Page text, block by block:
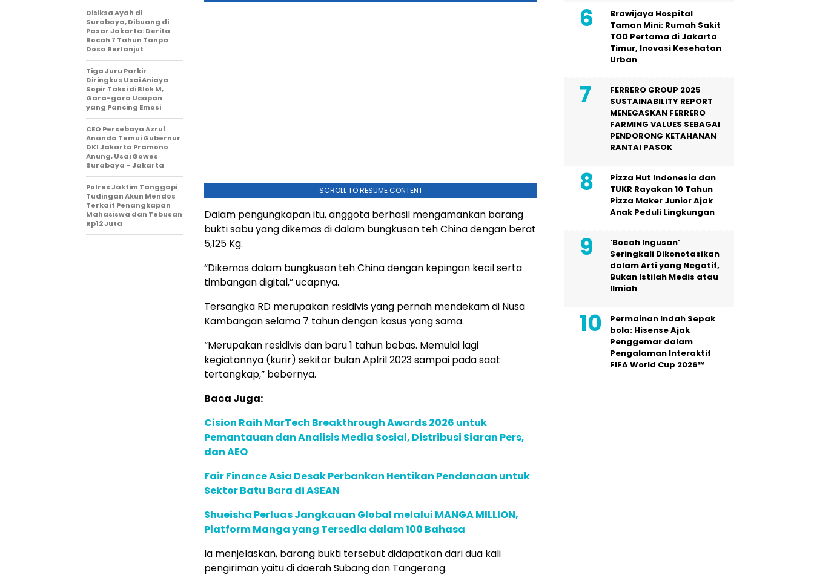
SCROLL TO RESUME CONTENT
Dalam pengungkapan itu, anggota berhasil mengamankan barang
bukti sabu yang dikemas di dalam bungkusan teh China dengan berat
5,125 Kg.
“Dikemas dalam bungkusan teh China dengan kepingan kecil serta
timbangan digital,” ucapnya.
Tersangka RD merupakan residivis yang pernah mendekam di Nusa
Kambangan selama 7 tahun dengan kasus yang sama.
“Merupakan residivis dan baru 1 tahun bebas. Memulai lagi
kegiatannya (kurir) sekitar bulan Aplril 2023 sampai pada saat
tertangkap,” bebernya.
Baca Juga:
Cision Raih MarTech Breakthrough Awards 2026 untuk
Pemantauan dan Analisis Media Sosial, Distribusi Siaran Pers,
dan AEO
Fair Finance Asia Desak Perbankan Hentikan Pendanaan untuk
Sektor Batu Bara di ASEAN
Shueisha Perluas Jangkauan Global melalui MANGA MILLION,
Platform Manga yang Tersedia dalam 100 Bahasa
Ia menjelaskan, barang bukti tersebut didapatkan dari dua kali
pengiriman yaitu di daerah Subang dan Tangerang.
Disiksa Ayah di
Surabaya, Dibuang di
Pasar Jakarta: Derita
Bocah 7 Tahun Tanpa
Dosa Berlanjut
Tiga Juru Parkir
Diringkus Usai Aniaya
Sopir Taksi di Blok M,
Gara-gara Ucapan
yang Pancing Emosi
CEO Persebaya Azrul
Ananda Temui Gubernur
DKI Jakarta Pramono
Anung, Usai Gowes
Surabaya – Jakarta
Polres Jaktim Tanggapi
Tudingan Akun Mendos
Terkaít Penangkapan
Mahasiswa dan Tebusan
Rp12 Juta
Brawijaya Hospital
Taman Mini: Rumah Sakit
TOD Pertama di Jakarta
Timur, Inovasi Kesehatan
Urban
FERRERO GROUP 2025
SUSTAINABILITY REPORT
MENEGASKAN FERRERO
FARMING VALUES SEBAGAI
PENDORONG KETAHANAN
RANTAI PASOK
Pizza Hut Indonesia dan
TUKR Rayakan 10 Tahun
Pizza Maker Junior Ajak
Anak Peduli Lingkungan
‘Bocah Ingusan’
Seringkali Dikonotasikan
dalam Arti yang Negatif,
Bukan Istilah Medis atau
Ilmiah
Permainan Indah Sepak
bola: Hisense Ajak
Penggemar dalam
Pengalaman Interaktif
FIFA World Cup 2026™